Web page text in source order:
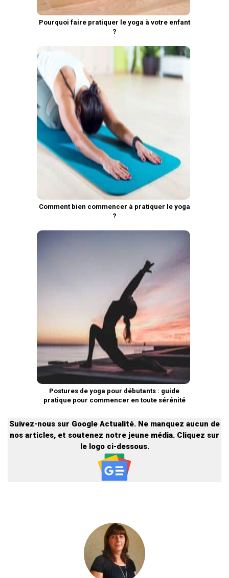
Pourquoi faire pratiquer le yoga à votre enfant
?
Comment bien commencer à pratiquer le yoga
?
Postures de yoga pour débutants : guide
pratique pour commencer en toute sérénité
Suivez-nous sur Google Actualité. Ne manquez aucun de
nos articles, et soutenez notre jeune média. Cliquez sur
le logo ci-dessous.